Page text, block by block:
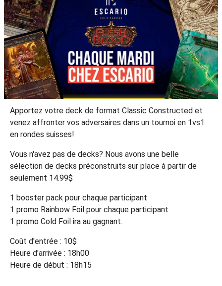
Apportez votre deck de format Classic Constructed et
venez affronter vos adversaires dans un tournoi en 1vs1
en rondes suisses!
Vous n'avez pas de decks? Nous avons une belle
sélection de decks préconstruits sur place à partir de
seulement 14.99$
1 booster pack pour chaque participant
1 promo Rainbow Foil pour chaque participant
1 promo Cold Foil ira au gagnant.
Coût d'entrée : 10$
Heure d'arrivée : 18h00
Heure de début : 18h15